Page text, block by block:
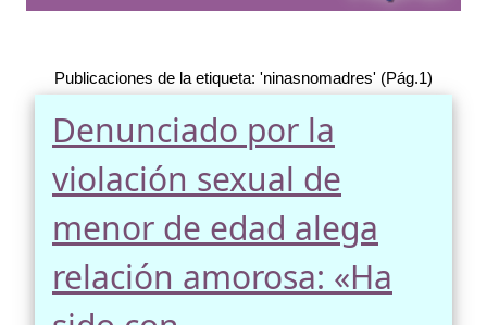
Publicaciones de la etiqueta: 'ninasnomadres' (Pág.1)
Denunciado por la
violación sexual de
menor de edad alega
relación amorosa: «Ha